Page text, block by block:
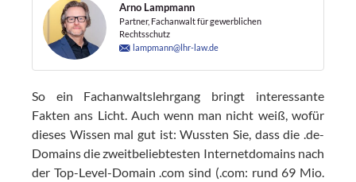
Arno Lampmann
Partner, Fachanwalt für gewerblichen
Rechtsschutz
lampmann@lhr-law.de
So ein Fachanwaltslehrgang bringt interessante
Fakten ans Licht. Auch wenn man nicht weiß, wofür
dieses Wissen mal gut ist: Wussten Sie, dass die .de-
Domains die zweitbeliebtesten Internetdomains nach
der Top-Level-Domain .com sind (.com: rund 69 Mio.